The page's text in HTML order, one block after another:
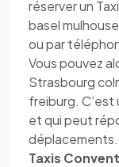
réserver un
basel
ou par
Vous pouvez
Strasbourg
freiburg.
et qui peut
Taxis